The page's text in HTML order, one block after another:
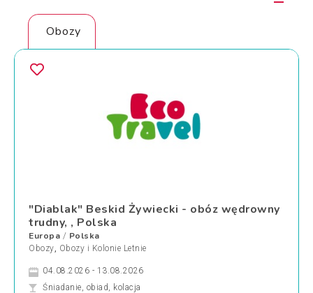
Obozy
"Diablak" Beskid Żywiecki - obóz wędrowny
trudny, , Polska
Europa / Polska
Obozy, Obozy i Kolonie Letnie
04.08.2026 - 13.08.2026
Śniadanie, obiad, kolacja